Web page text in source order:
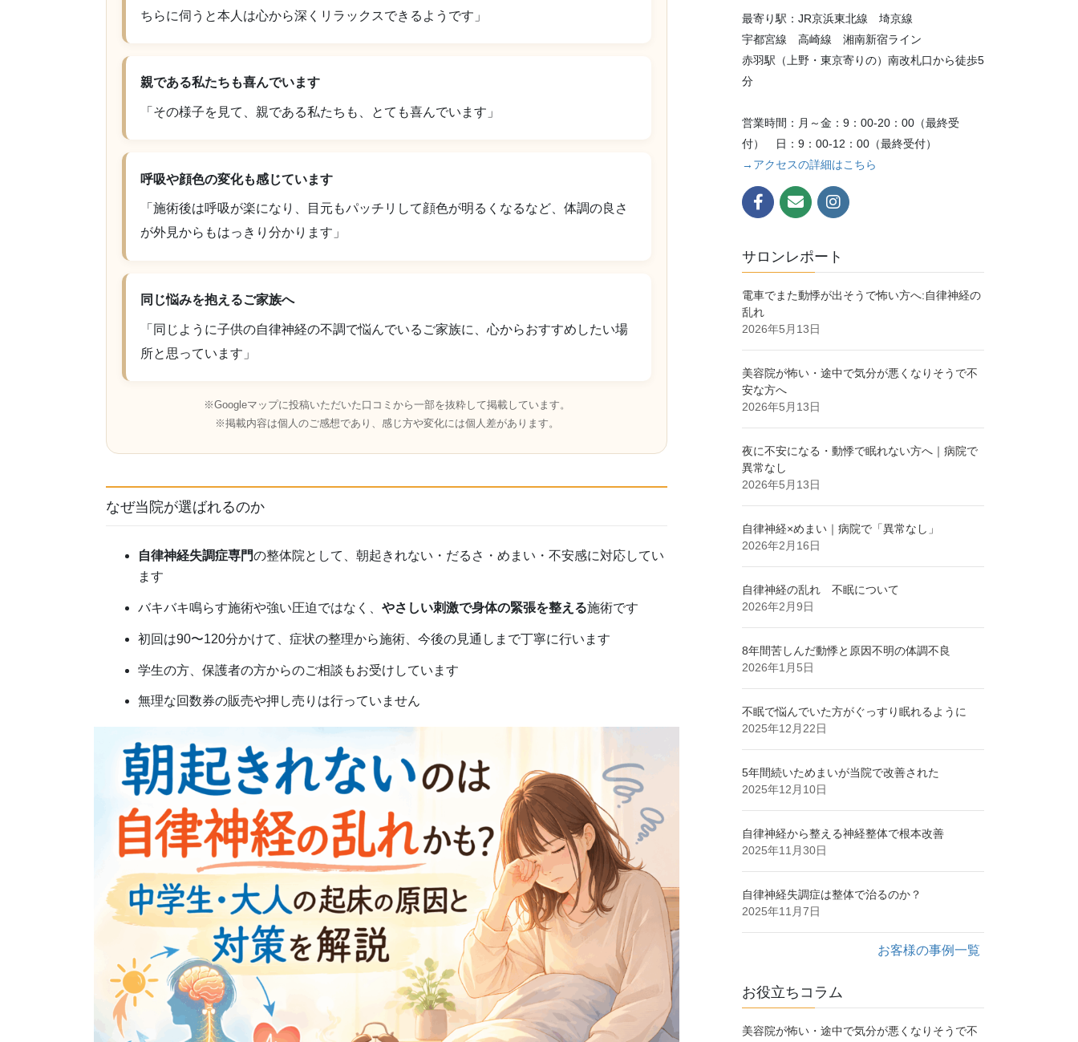
ちらに伺うと本人は心から深くリラックスできるようです」
親である私たちも喜んでいます
「その様子を見て、親である私たちも、とても喜んでいます」
呼吸や顔色の変化も感じています
「施術後は呼吸が楽になり、目元もパッチリして顔色が明るくなるなど、体調の良さ
が外見からもはっきり分かります」
同じ悩みを抱えるご家族へ
「同じように子供の自律神経の不調で悩んでいるご家族に、心からおすすめしたい場
所と思っています」
※Googleマップに投稿いただいた口コミから一部を抜粋して掲載しています。
※掲載内容は個人のご感想であり、感じ方や変化には個人差があります。
なぜ当院が選ばれるのか
自律神経失調症専門の整体院として、朝起きれない・だるさ・めまい・不安感に対応してい
ます
バキバキ鳴らす施術や強い圧迫ではなく、 やさしい刺激で身体の緊張を整える施術です
初回は90〜120分かけて、症状の整理から施術、今後の見通しまで丁寧に行います
学生の方、保護者の方からのご相談もお受けしています
無理な回数券の販売や押し売りは行っていません
最寄り駅：JR京浜東北線 埼京線
宇都宮線 高崎線 湘南新宿ライン
赤羽駅（上野・東京寄りの）南改札口から徒歩5
分
営業時間：月～金：9：00-20：00（最終受
付） 日：9：00-12：00（最終受付）
→アクセスの詳細はこちら
サロンレポート
電車でまた動悸が出そうで怖い方へ:自律神経の
乱れ
2026年5月13日
美容院が怖い・途中で気分が悪くなりそうで不
安な方へ
2026年5月13日
夜に不安になる・動悸で眠れない方へ｜病院で
異常なし
2026年5月13日
自律神経×めまい｜病院で「異常なし」
2026年2月16日
自律神経の乱れ 不眠について
2026年2月9日
8年間苦しんだ動悸と原因不明の体調不良
2026年1月5日
不眠で悩んでいた方がぐっすり眠れるように
2025年12月22日
5年間続いためまいが当院で改善された
2025年12月10日
自律神経から整える神経整体で根本改善
2025年11月30日
自律神経失調症は整体で治るのか？
2025年11月7日
お客様の事例一覧
お役立ちコラム
美容院が怖い・途中で気分が悪くなりそうで不